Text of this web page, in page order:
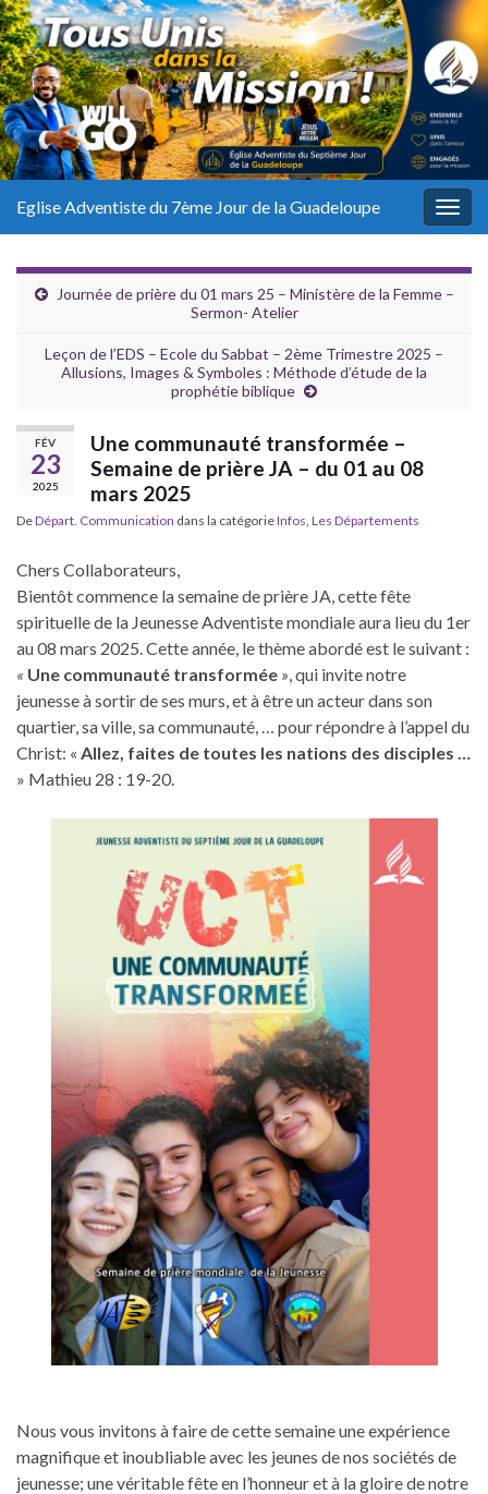
Eglise Adventiste du 7ème Jour de la Guadeloupe
Journée de prière du 01 mars 25 – Ministère de la Femme –
Sermon- Atelier
Leçon de l’EDS – Ecole du Sabbat – 2ème Trimestre 2025 –
Allusions, Images & Symboles : Méthode d’étude de la
prophétie biblique
FÉV
23
2025
Une communauté transformée –
Semaine de prière JA – du 01 au 08
mars 2025
DeDépart. Communication dans la catégorieInfos Les Départements
Chers Collaborateurs,
Bientôt commence la semaine de prière JA, cette fête
spirituelle de la Jeunesse Adventiste mondiale aura lieu du 1er
au 08 mars 2025. Cette année, le thème abordé est le suivant :
« Une communauté transformée » , qui invite notre
jeunesse à sortir de ses murs, et à être un acteur dans son
quartier, sa ville, sa communauté, … pour répondre à l’appel du
Christ: « Allez, faites de toutes les nations des disciples …
» Mathieu 28 : 19-20.
Nous vous invitons à faire de cette semaine une expérience
magnifique et inoubliable avec les jeunes de nos sociétés de
jeunesse; une véritable fête en l’honneur et à la gloire de notre